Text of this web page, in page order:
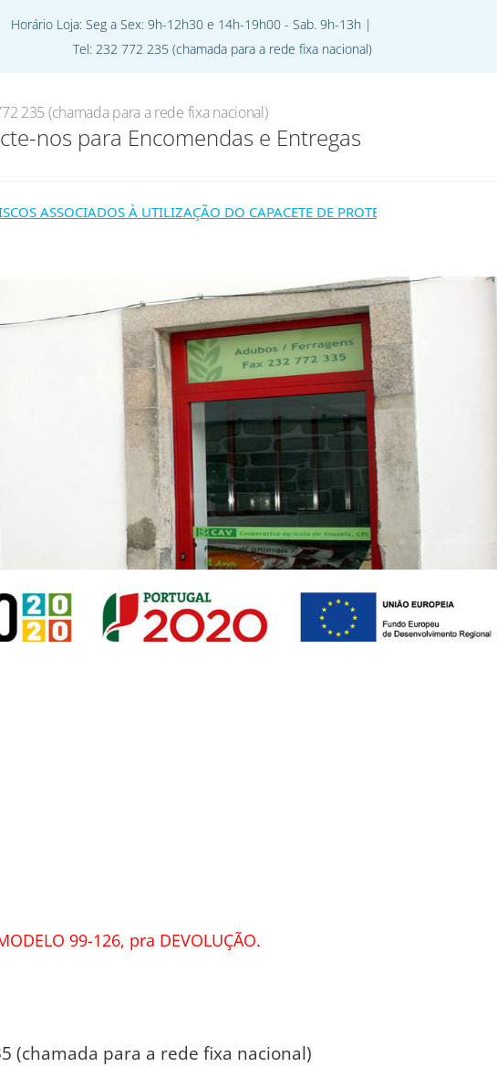
Horário Loja: Seg a Sex: 9h-12h30 e 14h-19h00 - Sab. 9h-13h |
Tel: 232 772 235 (chamada para a rede fixa nacional)
235 (chamada para a rede fixa nacional)
nos para Encomendas e Entregas
Projecto Oferta de Emprego Contactos
À UTILIZAÇÃO DO CAPACETE DE PROTEÇÃO, COM
99-126, pra DEVOLUÇÃO.
(chamada para a rede fixa nacional)